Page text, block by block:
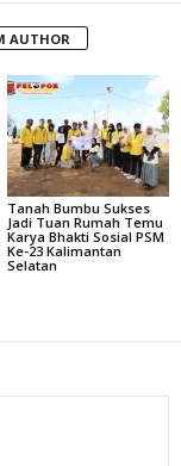
AUTHOR
Tanah Bumbu Sukses
Jadi Tuan Rumah Temu
Karya Bhakti Sosial PSM
Ke-23 Kalimantan
Selatan